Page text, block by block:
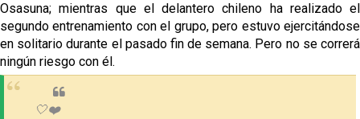
Osasuna; mientras que el delantero chileno ha realizado el
segundo entrenamiento con el grupo, pero estuvo ejercitándose
en solitario durante el pasado fin de semana. Pero no se correrá
ningún riesgo con él.
🤍❤️